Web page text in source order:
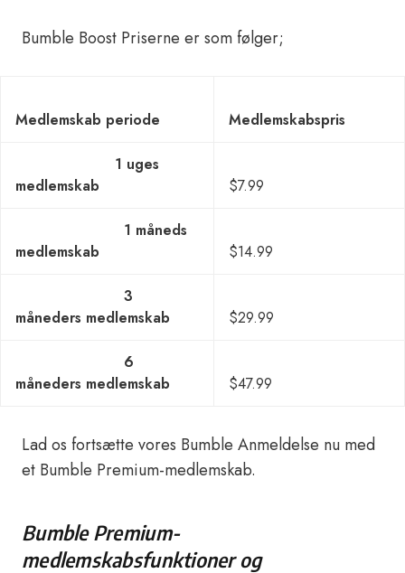
Bumble Boost Priserne er som følger;
Medlemskab periode Medlemskabspris
1 uges
medlemskab
$7.99
1 måneds
medlemskab
$14.99
3
måneders medlemskab
$29.99
6
måneders medlemskab
$47.99
Lad os fortsætte vores Bumble Anmeldelse nu med
et Bumble Premium-medlemskab.
Bumble Premium-
medlemskabsfunktioner og